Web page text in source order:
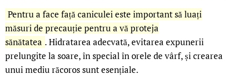
Pentru a face față caniculei este important să luați
măsuri de precauție pentru a vă proteja
sănătatea .Hidratarea adecvată, evitarea expunerii
prelungite la soare, în special în orele de vârf, și crearea
unui mediu răcoros sunt esențiale.